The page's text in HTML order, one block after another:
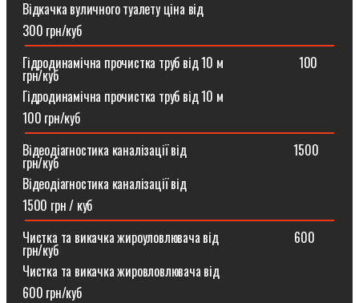
Відкачка вуличного туалету ціна від
300 грн/куб
Гідродинамічна прочистка труб від 10 м⠀⠀⠀⠀⠀⠀⠀⠀100
грн/куб
Гідродинамічна прочистка труб від 10 м
100 грн/куб
Відеодіагностика каналізації від ⠀⠀⠀⠀⠀⠀⠀⠀⠀⠀⠀1500
грн/куб
Відеодіагностика каналізації від
1500 грн / куб
Чистка та викачка жироуловлювача від⠀⠀⠀⠀⠀⠀⠀⠀600
грн/куб
Чистка та викачка жировловлювача від
600 грн/куб